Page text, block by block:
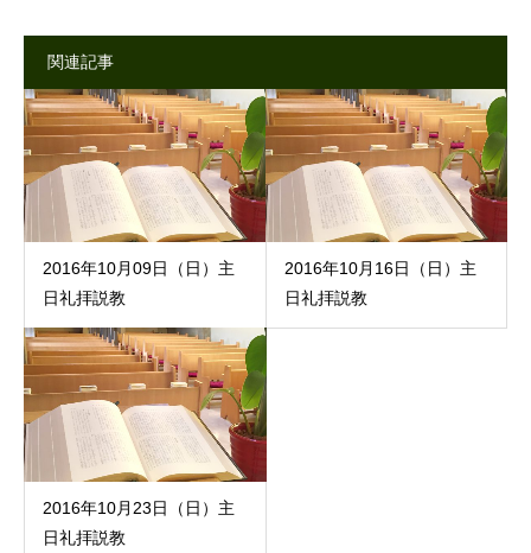
関連記事
2016年10月09日（日）主
日礼拝説教
2016年10月16日（日）主
日礼拝説教
2016年10月23日（日）主
日礼拝説教